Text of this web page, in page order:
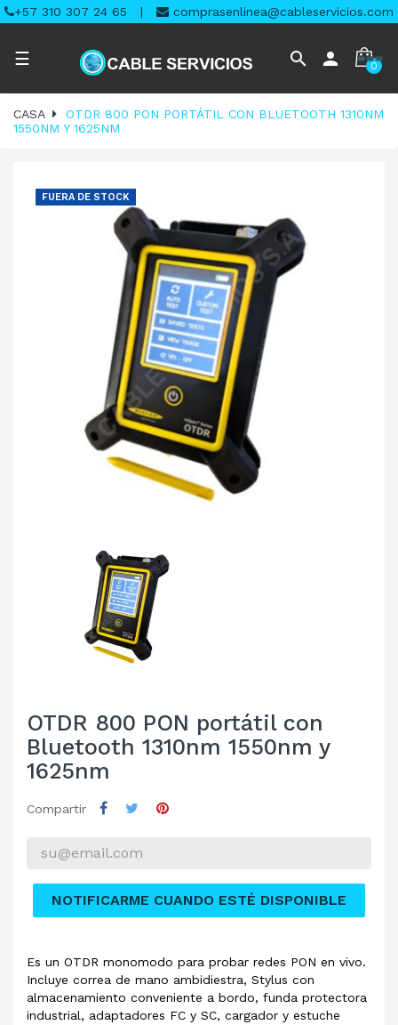
+57 310 307 24 65 | comprasenlinea@cableservicios.com
Navegación
palanca
☰ search person 0
CASA
OTDR 800 PON PORTÁTIL CON BLUETOOTH 1310NM
1550NM Y 1625NM
FUERA DE STOCK
OTDR 800 PON portátil con
Bluetooth 1310nm 1550nm y
1625nm
Compartir
NOTIFICARME CUANDO ESTÉ DISPONIBLE
Es un OTDR monomodo para probar redes PON en vivo.
Incluye correa de mano ambidiestra, Stylus con
almacenamiento conveniente a bordo, funda protectora
industrial, adaptadores FC y SC, cargador y estuche